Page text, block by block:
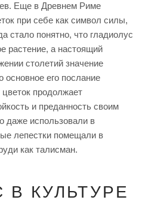
Еще в Древнем Риме
при себе как символ силы,
стало понятно, что гладиолус
растение, а настоящий
столетий значение
основное его послание
продолжает
и преданность своим
даже использовали в
лепестки помещали в
как талисман.
В КУЛЬТУРЕ